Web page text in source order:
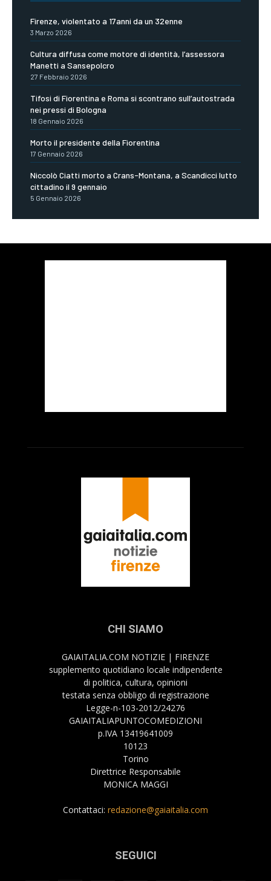
Firenze, violentato a 17anni da un 32enne
3 Marzo 2026
Cultura diffusa come motore di identità, l’assessora
Manetti a Sansepolcro
27 Febbraio 2026
Tifosi di Fiorentina e Roma si scontrano sull’autostrada
nei pressi di Bologna
18 Gennaio 2026
Morto il presidente della Fiorentina
17 Gennaio 2026
Niccolò Ciatti morto a Crans-Montana, a Scandicci lutto
cittadino il 9 gennaio
5 Gennaio 2026
CHI SIAMO
GAIAITALIA.COM NOTIZIE | FIRENZE
supplemento quotidiano locale indipendente
di politica, cultura, opinioni
testata senza obbligo di registrazione
Legge-n-103-2012/24276
GAIAITALIAPUNTOCOMEDIZIONI
p.IVA 13419641009
10123
Torino
Direttrice Responsabile
MONICA MAGGI
Contattaci: redazione@gaiaitalia.com
SEGUICI